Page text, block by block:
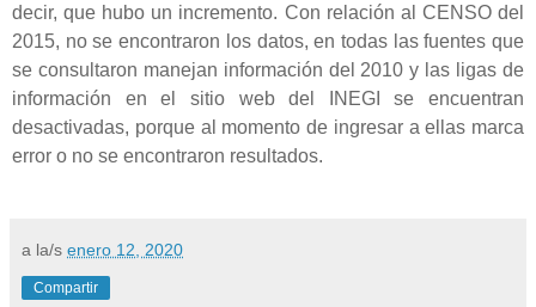
decir, que hubo un incremento. Con relación al CENSO del
2015, no se encontraron los datos, en todas las fuentes que
se consultaron manejan información del 2010 y las ligas de
información en el sitio web del INEGI se encuentran
desactivadas, porque al momento de ingresar a ellas marca
error o no se encontraron resultados.
a la/s enero 12, 2020
Compartir